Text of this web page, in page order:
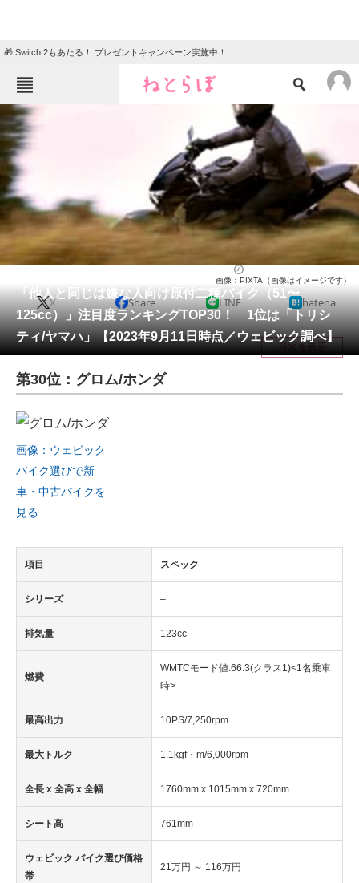
🎁 Switch 2もあたる！ プレゼントキャンペーン実施中！
ねとらぼメニュー
TOP ニュース
エンタメ クイズ
グルメ 地域
住まい 教育・育児
リサーチ
会員記事
メディア
注目記事を集めた総合ページ
ITの今と未来を見通す
スマホと通信の最新トレンド
好きが集まる 比べて選べる
AI活用のいまが分かる
企業ITのトレンドを詳説
経営リーダーのコミュニティ
マーケ×ITの今がよく分かる
ITエンジニア向け専門サイト
企業向けIT製品の総合サイト
IT製品の技術・比較・事例
製造業のIT導入・活用を支援
モノづくり技術者専門サイト
「他人と同じは嫌な人向け原付二種バイク（51〜
125cc）」注目度ランキングTOP30！ 1位は「トリシ
ティ/ヤマハ」【2023年9月11日時点／ウェビック調べ】
画像：PIXTA（画像はイメージです）
X Share LINE hatena
目次を表示
第30位：グロム/ホンダ
画像：ウェビック
バイク選びで新
車・中古バイクを
見る
項目 スペック
シリーズ –
排気量 123cc
燃費
WMTCモード値:66.3(クラス1)<1名乗車
時>
最高出力 10PS/7,250rpm
最大トルク 1.1kgf・m/6,000rpm
全長 x 全高 x 全幅 1760mm x 1015mm x 720mm
シート高 761mm
ウェビック バイク選び価格
帯
21万円 ～ 116万円